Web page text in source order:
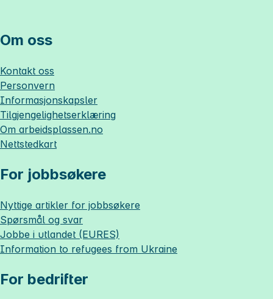
Om oss
Kontakt oss
Personvern
Informasjonskapsler
Tilgjengelighetserklæring
Om arbeidsplassen.no
Nettstedkart
For jobbsøkere
Nyttige artikler for jobbsøkere
Spørsmål og svar
Jobbe i utlandet (EURES)
Information to refugees from Ukraine
For bedrifter